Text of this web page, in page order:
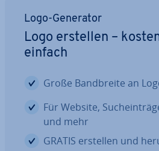
Logo-Generator
Logo erstellen –
einfach
Große Band­brei­te an
Für Website,
und mehr
GRATIS erstellen und